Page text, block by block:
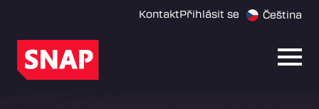
KontaktPřihlásit se Čeština